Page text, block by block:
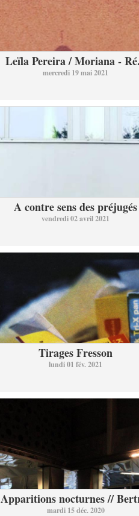
Leïla Pereira / Moriana -
mercredi 19 mai 2021
A contre sens des préjugés
vendredi 02 avril 2021
Tirages Fresson
lundi 01 fév. 2021
Apparitions nocturnes //
mardi 15 déc. 2020